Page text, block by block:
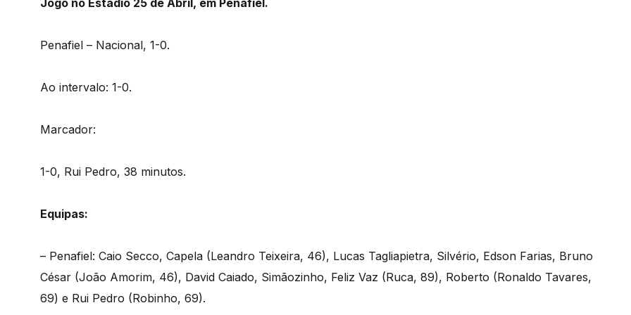
Jogo no Estádio 25 de Abril, em Penafiel.
Penafiel – Nacional, 1-0.
Ao intervalo: 1-0.
Marcador:
1-0, Rui Pedro, 38 minutos.
Equipas:
– Penafiel: Caio Secco, Capela (Leandro Teixeira, 46), Lucas Tagliapietra, Silvério, Edson Farias, Bruno
César (João Amorim, 46), David Caiado, Simãozinho, Feliz Vaz (Ruca, 89), Roberto (Ronaldo Tavares,
69) e Rui Pedro (Robinho, 69).